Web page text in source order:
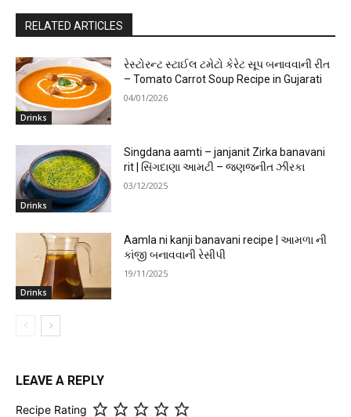
RELATED ARTICLES
Drinks
રેસ્ટોરન્ટ સ્ટાઈલ ટમેટો કેરેટ સૂપ બનાવવાની રીત
– Tomato Carrot Soup Recipe in Gujarati
04/01/2026
Drinks
Singdana aamti – janjanit Zirka banavani
rit | સિંગદાણા આમટી – જણજનીત ઝીરકા
03/12/2025
Drinks
Aamla ni kanji banavani recipe | આમળા ની
કાંજી બનાવવાની રેસીપી
19/11/2025
LEAVE A REPLY
Recipe Rating